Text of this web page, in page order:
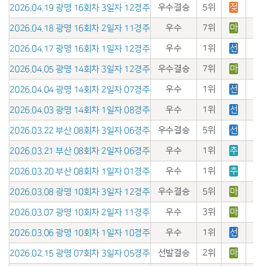
2026.04.19 광명 16회차 3일자 12경주 우수결승 5위 젖
2026.04.18 광명 16회차 2일자 11경주 우수 7위 마
2026.04.17 광명 16회차 1일자 12경주 우수 1위 선
2026.04.05 광명 14회차 3일자 12경주 우수결승 7위 마
2026.04.04 광명 14회차 2일자 07경주 우수 1위 선
2026.04.03 광명 14회차 1일자 08경주 우수 1위 선
2026.03.22 부산 08회차 3일자 06경주 우수결승 5위 선
2026.03.21 부산 08회차 2일자 06경주 우수 1위 추
2026.03.20 부산 08회차 1일자 01경주 우수 1위 추
2026.03.08 광명 10회차 3일자 12경주 우수결승 5위 마
2026.03.07 광명 10회차 2일자 11경주 우수 3위 마
2026.03.06 광명 10회차 1일자 10경주 우수 1위 선
2026.02.15 광명 07회차 3일자 05경주 선발결승 2위 마